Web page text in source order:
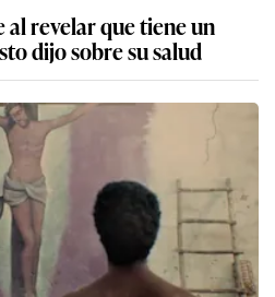
revelar que tiene un
dijo sobre su salud